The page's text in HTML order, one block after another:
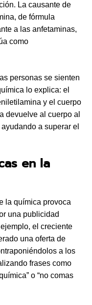
La causante de
de fórmula
a las anfetaminas,
como
personas se sienten
lo explica: el
y el cuerpo
devuelve al cuerpo al
a superar el
en la
la química provoca
una publicidad
el creciente
una oferta de
a los
frases como
o “no comas